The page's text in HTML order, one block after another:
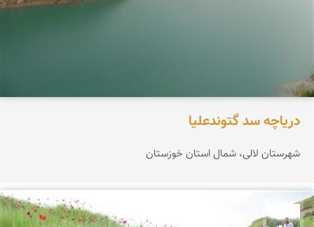
دریاچه سد گتوندعلیا
شهرستان لالی، شمال استان خوزستان
مهرداد زینلیان